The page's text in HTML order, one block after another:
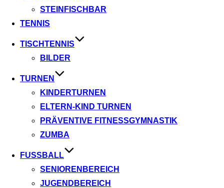
STEINFISCHBAR
TENNIS
TISCHTENNIS
BILDER
TURNEN
KINDERTURNEN
ELTERN-KIND TURNEN
PRÄVENTIVE FITNESSGYMNASTIK
ZUMBA
FUSSBALL
SENIORENBEREICH
JUGENDBEREICH